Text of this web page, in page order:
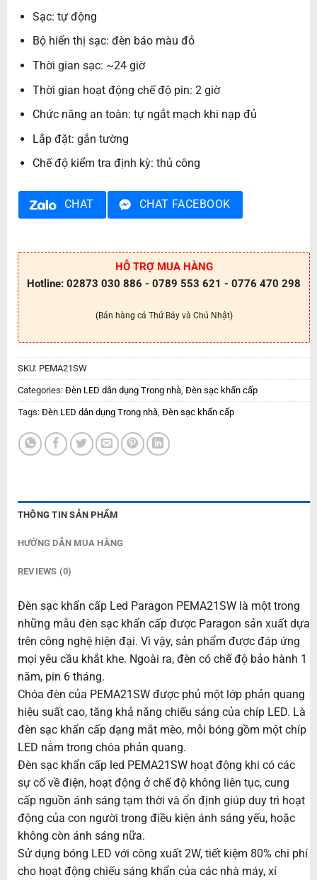
Sạc: tự động
Bộ hiển thị sạc: đèn báo màu đỏ
Thời gian sạc: ~24 giờ
Thời gian hoạt động chế độ pin: 2 giờ
Chức năng an toàn: tự ngắt mạch khi nạp đủ
Lắp đặt: gắn tường
Chế độ kiểm tra định kỳ: thủ công
CHAT CHAT FACEBOOK
HỖ TRỢ MUA HÀNG
Hotline: 02873 030 886 - 0789 553 621 - 0776 470 298
(Bán hàng cả Thứ Bảy và Chủ Nhật)
SKU: PEMA21SW
Categories: Đèn LED dân dụng Trong nhà, Đèn sạc khẩn cấp
Tags: Đèn LED dân dụng Trong nhà, Đèn sạc khẩn cấp
THÔNG TIN SẢN PHẨM
HƯỚNG DẪN MUA HÀNG
REVIEWS (0)
Đèn sạc khẩn cấp Led Paragon PEMA21SW là một trong
những mẫu đèn sạc khẩn cấp được Paragon sản xuất dựa
trên công nghệ hiện đại. Vì vậy, sản phẩm được đáp ứng
mọi yêu cầu khắt khe. Ngoài ra, đèn có chế độ bảo hành 1
năm, pin 6 tháng.
Chóa đèn của PEMA21SW được phủ một lớp phản quang
hiệu suất cao, tăng khả năng chiếu sáng của chíp LED. Là
đèn sạc khẩn cấp dạng mắt mèo, mỗi bóng gồm một chíp
LED nằm trong chóa phản quang.
Đèn sạc khẩn cấp led PEMA21SW hoạt động khi có các
sự cố về điện, hoạt động ở chế độ không liên tục, cung
cấp nguồn ánh sáng tạm thời và ổn định giúp duy trì hoạt
động của con người trong điều kiện ánh sáng yếu, hoặc
không còn ánh sáng nữa.
Sử dụng bóng LED với công xuất 2W, tiết kiệm 80% chi phí
cho hoạt động chiếu sáng khẩn của các nhà máy, xí